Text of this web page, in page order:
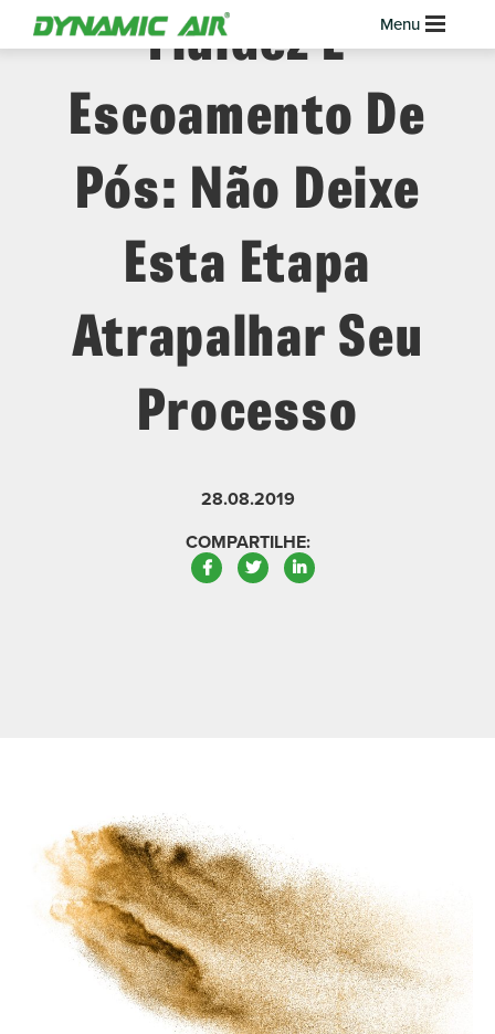
Fluidez E
Escoamento De
Pós: Não Deixe
Esta Etapa
Atrapalhar Seu
Processo
28.08.2019
COMPARTILHE:
Facebook
TwitterLinkedIn